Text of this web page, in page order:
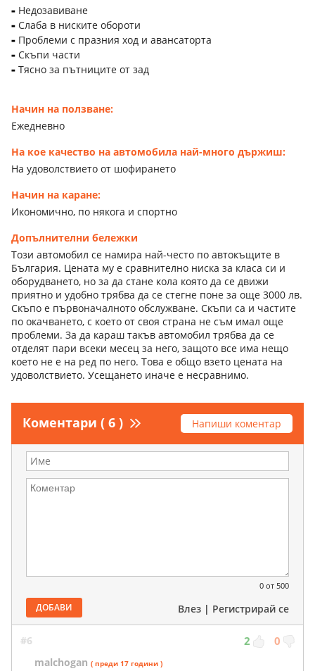
Недозавиване
Слаба в ниските обороти
Проблеми с празния ход и авансаторта
Скъпи части
Тясно за пътниците от зад
Начин на ползване:
Ежедневно
На кое качество на автомобила най-много държиш:
На удоволствието от шофирането
Начин на каране:
Икономично, по някога и спортно
Допълнителни бележки
Този автомобил се намира най-често по автокъщите в
България. Цената му е сравнително ниска за класа си и
оборудването, но за да стане кола която да се движи
приятно и удобно трябва да се стегне поне за още 3000 лв.
Скъпо е първоначалното обслужване. Скъпи са и частите
по окачването, с което от своя страна не съм имал още
проблеми. За да караш такъв автомобил трябва да се
отделят пари всеки месец за него, защото все има нещо
което не е на ред по него. Това е общо взето цената на
удоволствието. Усещането иначе е несравнимо.
Коментари ( 6 ) Напиши коментар
0 от 500
ДОБАВИ Влез | Регистрирай се
#6 2 0
malchogan ( преди 17 години )